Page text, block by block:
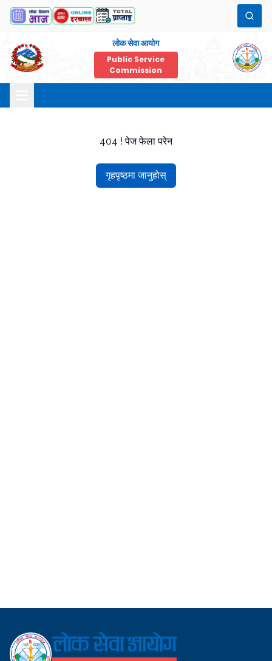
लोक सेवा आयोग
Public Service
Commission
404 ! पेज फेला परेन
गृहपृष्ठमा जानुहोस्